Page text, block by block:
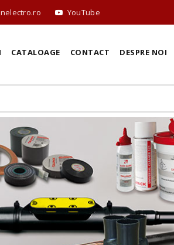
YouTube
CATALOAGE CONTACT DESPRE NOI